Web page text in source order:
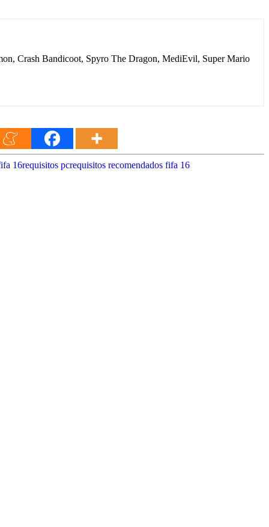
Crash Bandicoot, Spyro The Dragon, MediEvil, Super Mario
16requisitos pcrequisitos recomendados fifa 16